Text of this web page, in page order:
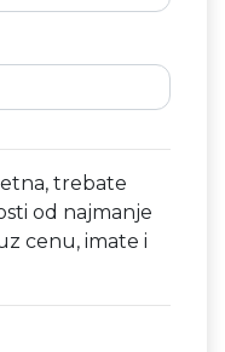
trebate
od najmanje
cenu, imate i